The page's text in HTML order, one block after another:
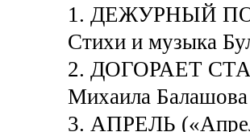
1. ДЕЖУРНЫЙ ПО
Стихи и музыка
2. ДОГОРАЕТ
Михаила Балашова
3. АПРЕЛЬ